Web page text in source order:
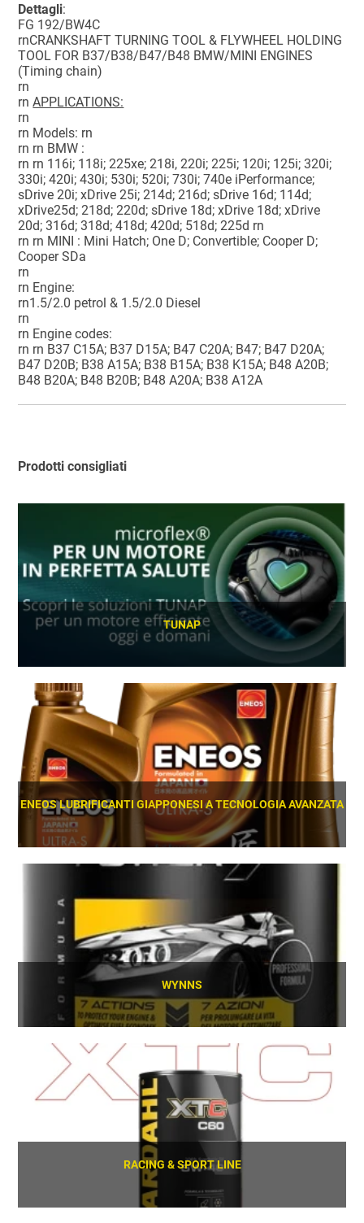
Dettagli:
FG 192/BW4C
rnCRANKSHAFT TURNING TOOL & FLYWHEEL HOLDING
TOOL FOR B37/B38/B47/B48 BMW/MINI ENGINES
(Timing chain)
rn
rnAPPLICATIONS:
rn
rn Models: rn
rn rn BMW :
rn rn 116i; 118i; 225xe; 218i, 220i; 225i; 120i; 125i; 320i;
330i; 420i; 430i; 530i; 520i; 730i; 740e iPerformance;
sDrive 20i; xDrive 25i; 214d; 216d; sDrive 16d; 114d;
xDrive25d; 218d; 220d; sDrive 18d; xDrive 18d; xDrive
20d; 316d; 318d; 418d; 420d; 518d; 225d rn
rn rn MINI : Mini Hatch; One D; Convertible; Cooper D;
Cooper SDa
rn
rn Engine:
rn1.5/2.0 petrol & 1.5/2.0 Diesel
rn
rn Engine codes:
rn rn B37 C15A; B37 D15A; B47 C20A; B47; B47 D20A;
B47 D20B; B38 A15A; B38 B15A; B38 K15A; B48 A20B;
B48 B20A; B48 B20B; B48 A20A; B38 A12A
Prodotti consigliati
TUNAP
SCOPRI
ENEOS LUBRIFICANTI GIAPPONESI A TECNOLOGIA AVANZATA
SCOPRI
WYNNS
SCOPRI
RACING & SPORT LINE